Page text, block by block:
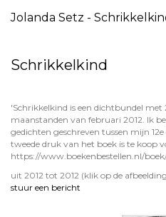
Jolanda Setz -
Schrikkelkind
'Schrikkelkind is een dichtbundel met
maanstanden van februari 2012. Ik
gedichten geschreven tussen mijn
tweede druk van het boek is te koop
https://www.boekenbestellen.nl/
uit 2012 tot 2012 (klik op de
stuur een bericht